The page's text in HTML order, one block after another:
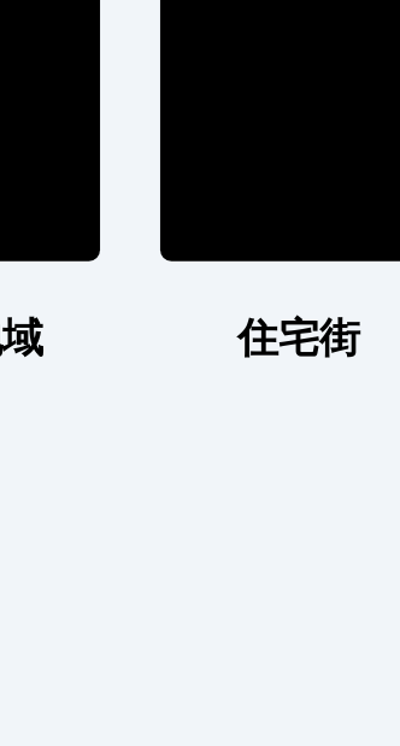
住宅街